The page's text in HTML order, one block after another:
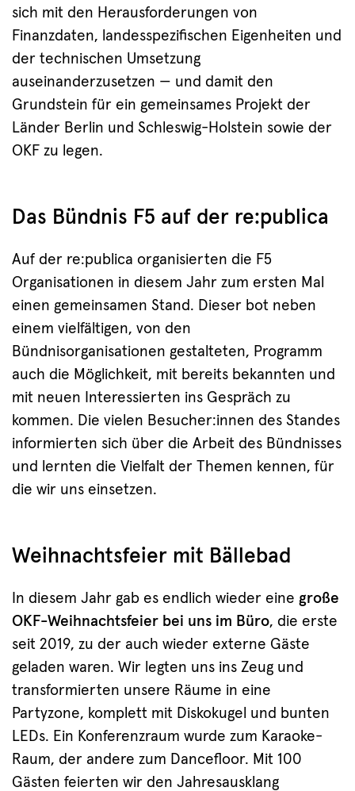
sich mit den Herausforderungen von
Finanzdaten, landesspezifischen Eigenheiten und
der technischen Umsetzung
auseinanderzusetzen — und damit den
Grundstein für ein gemeinsames Projekt der
Länder Berlin und Schleswig-Holstein sowie der
OKF zu legen.
Das Bündnis F5 auf der re:publica
Auf der re:publica organisierten die F5
Organisationen in diesem Jahr zum ersten Mal
einen gemeinsamen Stand. Dieser bot neben
einem vielfältigen, von den
Bündnisorganisationen gestalteten, Programm
auch die Möglichkeit, mit bereits bekannten und
mit neuen Interessierten ins Gespräch zu
kommen. Die vielen Besucher:innen des Standes
informierten sich über die Arbeit des Bündnisses
und lernten die Vielfalt der Themen kennen, für
die wir uns einsetzen.
Weihnachtsfeier mit Bällebad
In diesem Jahr gab es endlich wieder eine große
OKF-Weihnachtsfeier bei uns im Büro, die erste
seit 2019, zu der auch wieder externe Gäste
geladen waren. Wir legten uns ins Zeug und
transformierten unsere Räume in eine
Partyzone, komplett mit Diskokugel und bunten
LEDs. Ein Konferenzraum wurde zum Karaoke-
Raum, der andere zum Dancefloor. Mit 100
Gästen feierten wir den Jahresausklang